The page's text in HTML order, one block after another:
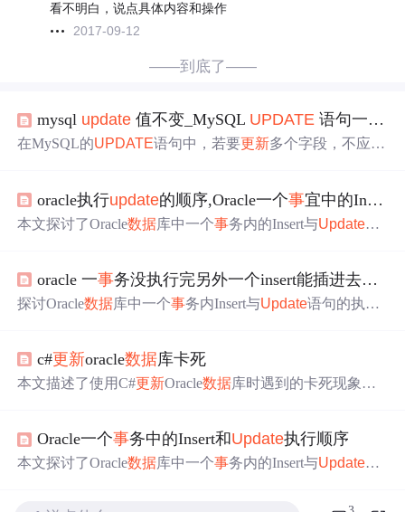
看不明白，说点具体内容和操作
2017-09-12
——到底了——
mysql update 值不变_MySQL UPDATE 语句一个“经典”的坑
在MySQL的UPDATE语句中，若要更新多个字段，不应使
写法应将字段和其值用逗号分隔。
oracle执行update的顺序,Oracle一个事宜中的Insert和
本文探讨了Oracle数据库中一个事务内的Insert与Update语
合预期。文章详细介绍了实验步骤及结论。
oracle 一事务没执行完另外一个insert能插进去吗,[
探讨Oracle数据库中一个事务内Insert与Update语句的执行
c#更新oracle数据库卡死
本文描述了使用C#更新Oracle数据库时遇到的卡死现象，
Oracle一个事务中的Insert和Update执行顺序
本文探讨了Oracle数据库中一个事务内的Insert与Update语